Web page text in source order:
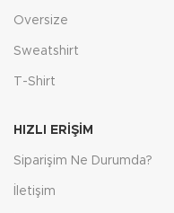
Oversize
Sweatshirt
T-Shirt
HIZLI ERIŞIM
Siparişim Ne Durumda?
İletişim